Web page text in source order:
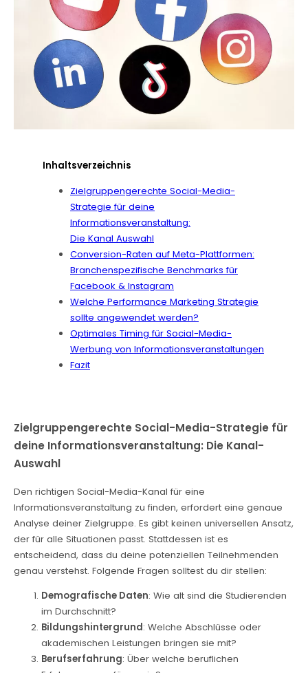
Inhaltsverzeichnis
Zielgruppengerechte Social-Media-
Strategie für deine
Informationsveranstaltung:
Die Kanal Auswahl
Conversion-Raten auf Meta-Plattformen:
Branchenspezifische Benchmarks für
Facebook & Instagram
Welche Performance Marketing Strategie
sollte angewendet werden?
Optimales Timing für Social-Media-
Werbung von Informationsveranstaltungen
Fazit
Zielgruppengerechte Social-Media-Strategie für
deine Informationsveranstaltung: Die Kanal-
Auswahl
Den richtigen Social-Media-Kanal für eine
Informationsveranstaltung zu finden, erfordert eine genaue
Analyse deiner Zielgruppe. Es gibt keinen universellen Ansatz,
der für alle Situationen passt. Stattdessen ist es
entscheidend, dass du deine potenziellen Teilnehmenden
genau verstehst. Folgende Fragen solltest du dir stellen:
Demografische Daten: Wie alt sind die Studierenden
im Durchschnitt?
Bildungshintergrund: Welche Abschlüsse oder
akademischen Leistungen bringen sie mit?
Berufserfahrung: Über welche beruflichen